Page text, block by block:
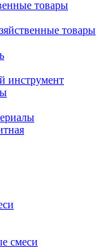
товары
товары
инструмент
смеси